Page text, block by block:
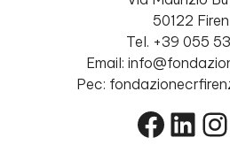
50122
Tel. +39 055
Email:
Pec: